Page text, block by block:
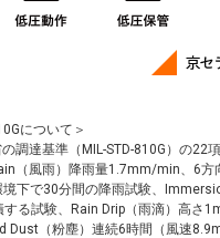
について＞
調達基準（MIL-STD-810G）の22
（風雨）降雨量1.7mm/min、6方
下で30分間の降雨試験、
する試験、Rain Drip（雨滴）高さ
Dust（粉塵）連続6時間（風速